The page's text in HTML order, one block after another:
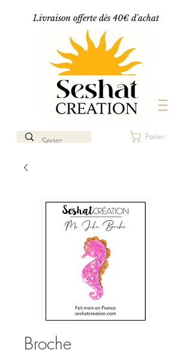
Livraison offerte dès 40€ d'achat
Panier
Broche